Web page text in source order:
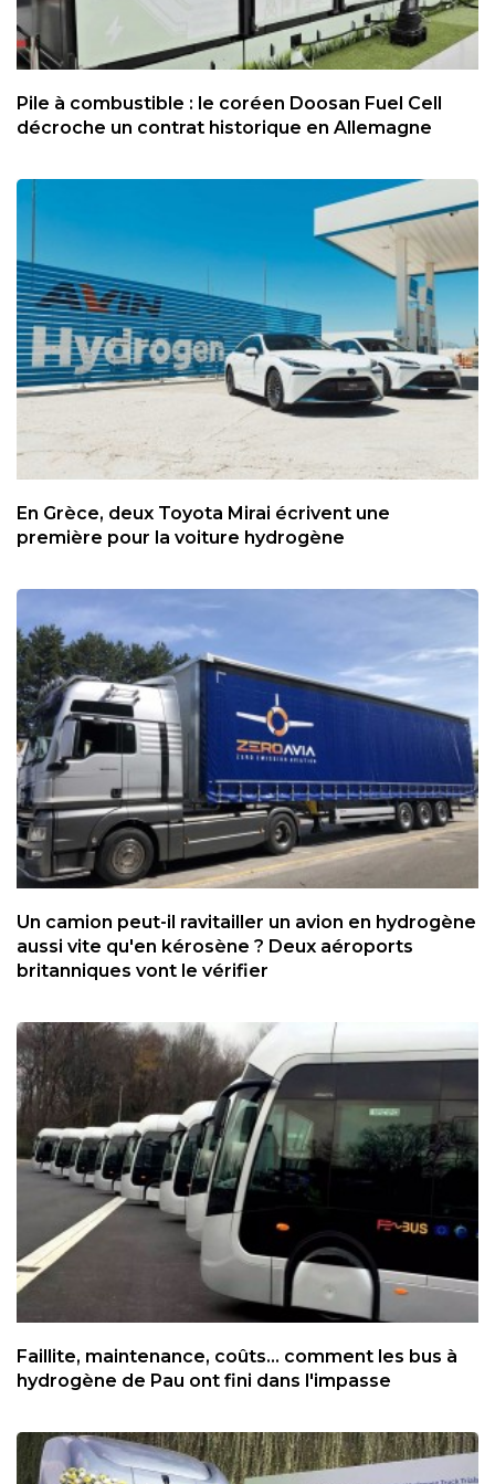
Pile à combustible : le coréen Doosan Fuel Cell
décroche un contrat historique en Allemagne
En Grèce, deux Toyota Mirai écrivent une
première pour la voiture hydrogène
Un camion peut-il ravitailler un avion en hydrogène
aussi vite qu'en kérosène ? Deux aéroports
britanniques vont le vérifier
Faillite, maintenance, coûts... comment les bus à
hydrogène de Pau ont fini dans l'impasse